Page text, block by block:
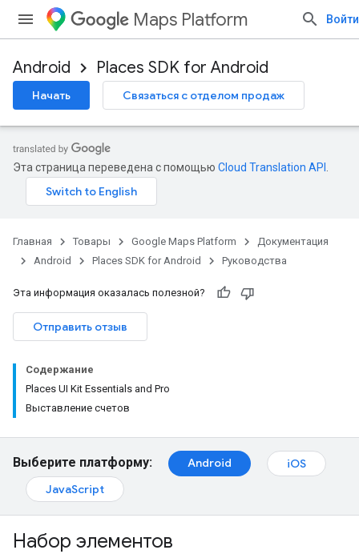
Maps Platform Войти
Android Places SDK for Android
Начать Связаться с отделом продаж
Эта страница переведена с помощью Cloud Translation API
Главная Товары Google Maps Platform
Документация
Android
Places SDK for Android Руководства
Эта информация оказалась полезной?
Отправить отзыв
Содержание
Places UI Kit Essentials and Pro
Выставление счетов
Выберите платформу: Android
iOS
JavaScript
Набор элементов